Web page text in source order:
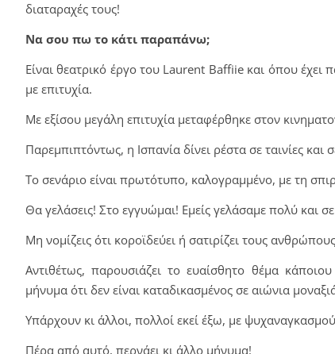
διαταραχές τους!
Να σου πω το κάτι παραπάνω;
Είναι θεατρικό έργο του Laurent Baffiie και όπου έχει
με επιτυχία.
Με εξίσου μεγάλη επιτυχία μεταφέρθηκε στον
Παρεμπιπτόντως, η Ισπανία δίνει ρέστα σε ταινίες και
Το σενάριο είναι πρωτότυπο, καλογραμμένο, με τη
Θα γελάσεις! Στο εγγυώμαι! Εμείς γελάσαμε πολύ και
Μη νομίζεις ότι κοροϊδεύει ή σατιρίζει τους
Αντιθέτως, παρουσιάζει το ευαίσθητο θέμα
μήνυμα ότι δεν είναι καταδικασμένος σε αιώνια
Υπάρχουν κι άλλοι, πολλοί εκεί έξω, με
Πέρα από αυτό, περνάει κι άλλο μήνυμα!